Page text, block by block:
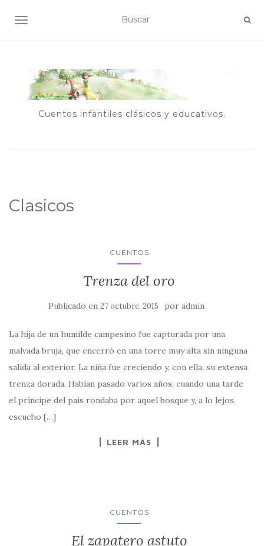
ALTERNAR NAVEGACIÓN
Cuentos infantiles clásicos y educativos.
Clasicos
CUENTOS
Trenza del oro
Publicado en 27 octubre, 2015 por admin
La hija de un humilde campesino fue capturada por una
malvada bruja, que encerró en una torre muy alta sin ninguna
salida al exterior. La niña fue creciendo y, con ella, su extensa
trenza dorada. Habían pasado varios años, cuando una tarde
el príncipe del país rondaba por aquel bosque y, a lo lejos,
escucho […]
LEER MÁS
CUENTOS
El zapatero astuto